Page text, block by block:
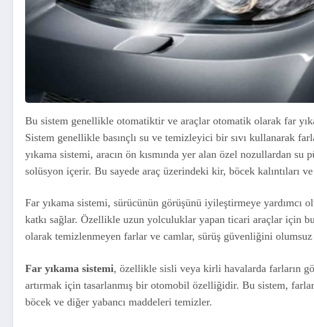
Bu sistem genellikle otomatiktir ve araçlar otomatik olarak far
Sistem genellikle basınçlı su ve temizleyici bir sıvı kullanarak
yıkama sistemi, aracın ön kısmında yer alan özel nozullardan
solüsyon içerir. Bu sayede araç üzerindeki kir, böcek kalıntıları
Far yıkama sistemi, sürücünün görüşünü iyileştirmeye yardımcı
katkı sağlar. Özellikle uzun yolculuklar yapan ticari araçlar için
olarak temizlenmeyen farlar ve camlar, sürüş güvenliğini
Far yıkama sistemi, özellikle sisli veya kirli havalarda farların
artırmak için tasarlanmış bir otomobil özelliğidir. Bu sistem,
böcek ve diğer yabancı maddeleri temizler.